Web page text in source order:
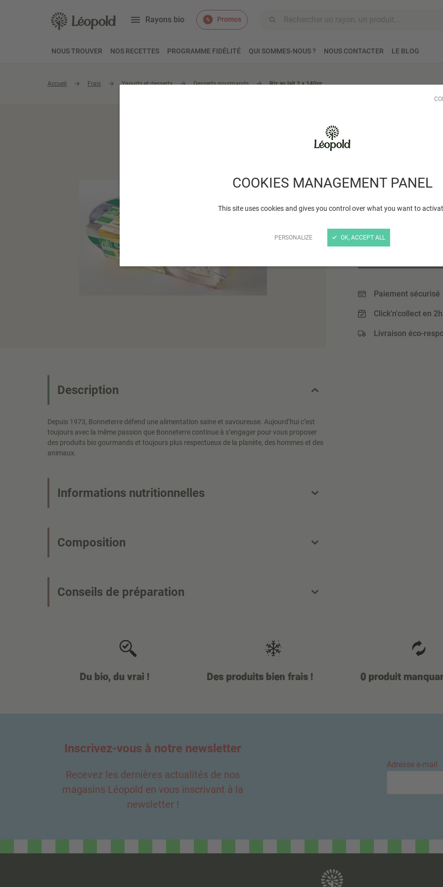
COOKIES MANAGEMENT PANEL
This site uses cookies and gives you control over what you want to
PERSONALIZE OK, ACCEPT ALL
Rayons bio
NOUS TROUVER NOS RECETTES PROGRAMME FIDÉLITÉ QUI SOMMES-NOUS ? NOUS CONTACTER LE BLOG
Promos
Accueil Frais Yaourts et desserts Desserts gourmands Riz au lait 2 x 140gr
Ce Riz au lait
Lire plus
2,99 €
Paiement sécurisé
Click'n'collect en 2h
Livraison éco-
Description
Depuis 1973, Bonneterre défend une alimentation saine et savoureuse. Aujourd’hui c’est
toujours avec la même passion que Bonneterre continue à s’engager pour vous proposer
des produits bio gourmands et toujours plus respectueux de la planète, des hommes et des
animaux.
Informations nutritionnelles
Composition
Conseils de préparation
Du bio, du vrai ! Des produits bien frais ! 0 produit
Inscrivez-vous à notre newsletter
Recevez les dernières actualités de nos
magasins Léopold en vous inscrivant à la
newsletter !
Adresse e-mail